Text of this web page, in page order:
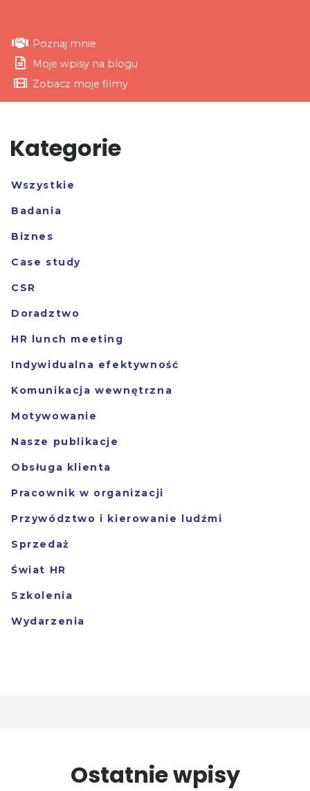
Poznaj mnie
Moje wpisy na blogu
Zobacz moje filmy
Kategorie
Wszystkie
Badania
Biznes
Case study
CSR
Doradztwo
HR lunch meeting
Indywidualna efektywność
Komunikacja wewnętrzna
Motywowanie
Nasze publikacje
Obsługa klienta
Pracownik w organizacji
Przywództwo i kierowanie ludźmi
Sprzedaż
Świat HR
Szkolenia
Wydarzenia
Ostatnie wpisy